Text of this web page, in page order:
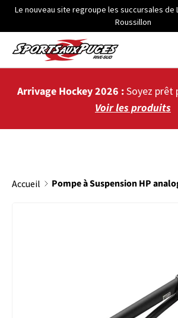
ALLER AU CONTENU
Le nouveau site regroupe les succursales de
Roussillon
Arrivage Hockey 2026 :Soyez
Voir les produits
Accueil Pompe à Suspension HP